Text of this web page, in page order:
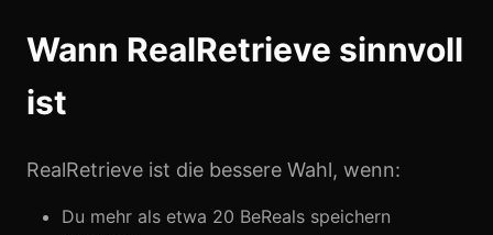
Wann RealRetrieve sinnvoll
ist
RealRetrieve ist die bessere Wahl, wenn:
Du mehr als etwa 20 BeReals speichern